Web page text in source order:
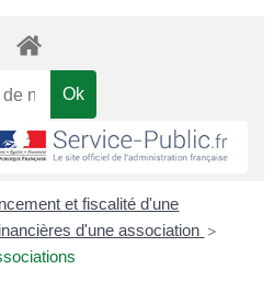
et fiscalité d'une
d'une association >